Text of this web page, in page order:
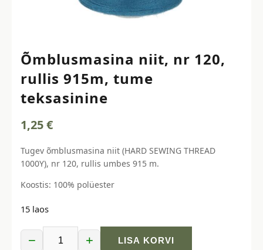
Õmblusmasina niit, nr 120,
rullis 915m, tume
teksasinine
1,25€
Tugev õmblusmasina niit (HARD SEWING THREAD
1000Y), nr 120, rullis umbes 915 m.
Koostis: 100% polüester
15 laos
−
Õmblusmasina + LISA KORVI